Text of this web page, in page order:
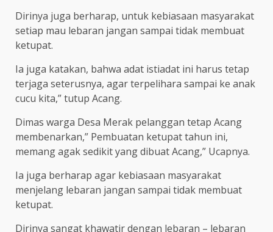
Dirinya juga berharap, untuk kebiasaan masyarakat
setiap mau lebaran jangan sampai tidak membuat
ketupat.
Ia juga katakan, bahwa adat istiadat ini harus tetap
terjaga seterusnya, agar terpelihara sampai ke anak
cucu kita,” tutup Acang.
Dimas warga Desa Merak pelanggan tetap Acang
membenarkan,” Pembuatan ketupat tahun ini,
memang agak sedikit yang dibuat Acang,” Ucapnya.
Ia juga berharap agar kebiasaan masyarakat
menjelang lebaran jangan sampai tidak membuat
ketupat.
Dirinya sangat khawatir dengan lebaran – lebaran